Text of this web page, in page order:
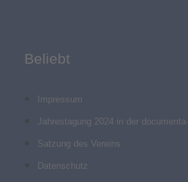
Beliebt
Impressum
Jahrestagung 2024 in der
Satzung des Vereins
Datenschutz